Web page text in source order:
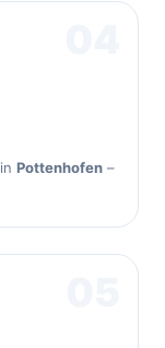
Pottenhofen–